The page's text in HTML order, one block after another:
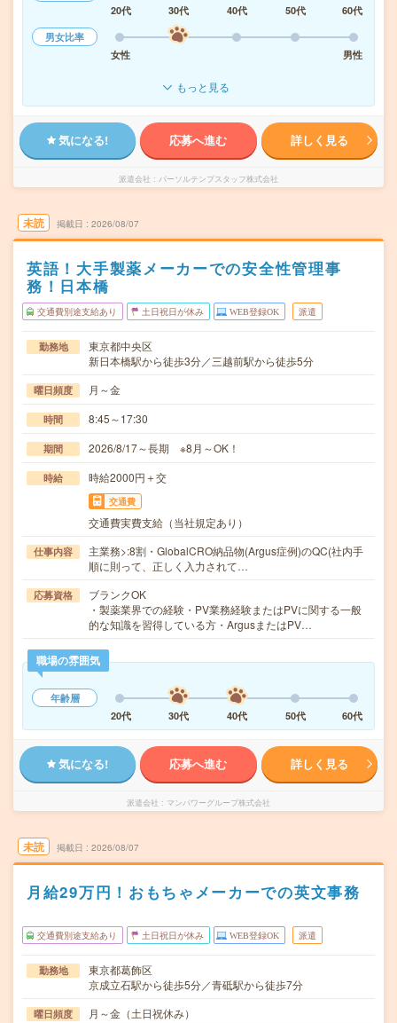
20代
30代 40代 50代
60代
男女比率
女性
男性
もっと見る
気になる! 応募へ進む 詳しく見る
派遣会社 パーソルテンプスタッフ株式会社
未読 掲載日 2026/08/07
英語！大手製薬メーカーでの安全性管理事
務！日本橋
交通費別途支給あり 土日祝日が休み WEB登録OK 派遣
勤務地
東京都中央区
新日本橋駅から徒歩3分／三越前駅から徒歩5分
曜日頻度 月～金
時間 8:45～17:30
期間 2026/8/17～長期 ※8月～OK！
時給 時給2000円＋交
交通費
交通費実費支給（当社規定あり）
仕事内容
主業務>:8割・GlobalCRO納品物(Argus症例)のQC(社内手
順に則って、正しく入力されて…
応募資格
ブランクOK
・製薬業界での経験・PV業務経験またはPVに関する一般
的な知識を習得している方・ArgusまたはPV…
職場の雰囲気
年齢層
20代
30代 40代 50代 60代
気になる! 応募へ進む 詳しく見る
派遣会社 マンパワーグループ株式会社
未読 掲載日 2026/08/07
月給29万円！おもちゃメーカーでの英文事務
交通費別途支給あり 土日祝日が休み WEB登録OK 派遣
勤務地
東京都葛飾区
京成立石駅から徒歩5分／青砥駅から徒歩7分
曜日頻度 月～金（土日祝休み）